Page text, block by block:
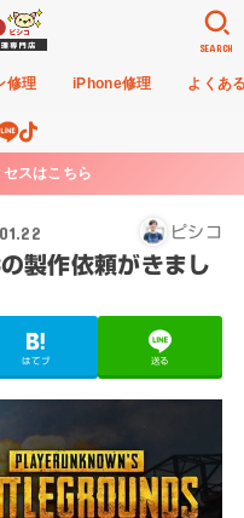
修理 iPhone修理 よくあ
SEARCH
スはこちら
ピシコ
製作依頼がきまし
はてブ 送る